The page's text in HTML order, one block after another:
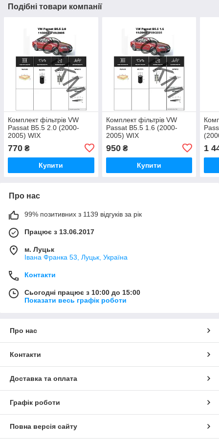
Подібні товари компанії
Комплект фільтрів VW
Passat B5.5 2.0 (2000-
2005) WIX
770 ₴
Купити
Комплект фільтрів VW
Passat B5.5 1.6 (2000-
2005) WIX
950₴
Купити
1
Про нас
99% позитивних з 1139 відгуків за рік
Працює з 13.06.2017
м. Луцьк
Івана Франка 53, Луцьк, Україна
Контакти
Сьогодні працює з 10:00 до 15:00
Показати весь графік роботи
Про нас
Контакти
Доставка та оплата
Графік роботи
Повна версія сайту